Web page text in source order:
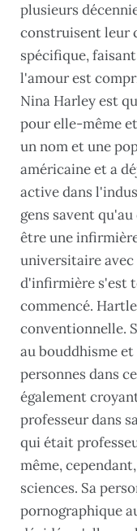
plusieurs
construisent leur
spécifique,
l'amour est
Nina Harley est
pour elle-même
un nom et une
américaine et a
active dans
gens savent
être une
universitaire
d'infirmière s'est
commencé.
conventionnelle.
au bouddhisme
personnes dans
également
professeur dans
qui était
même,
sciences. Sa
pornographique